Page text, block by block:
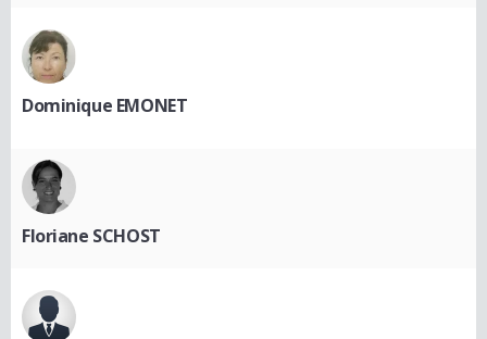
Dominique EMONET
Floriane SCHOST